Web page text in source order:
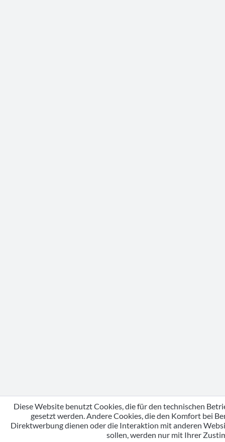
Diese Website benutzt Cookies, die für den technischen
gesetzt werden. Andere Cookies, die den Komfort bei
Direktwerbung dienen oder die Interaktion mit anderen
sollen, werden nur mit Ihrer